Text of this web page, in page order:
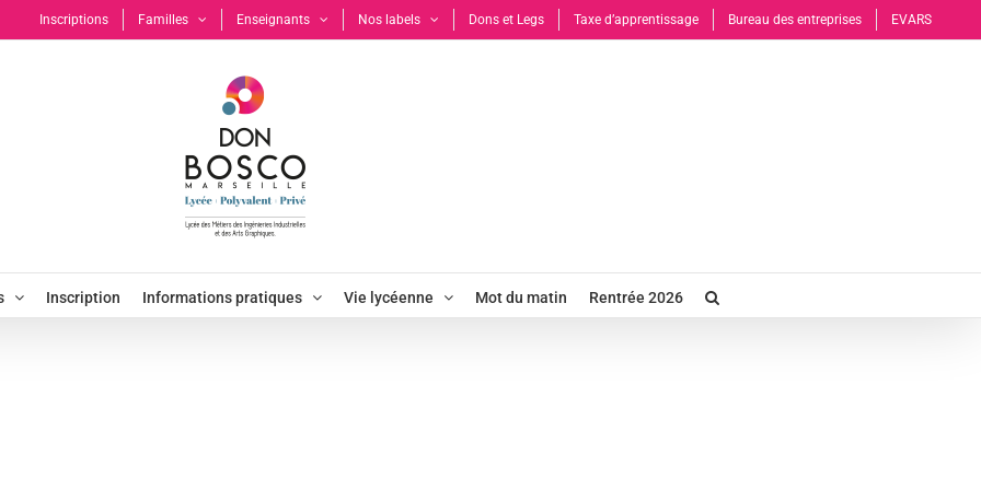
Inscriptions Familles Enseignants Nos labels Dons et Legs Taxe d’apprentissage Bureau des entreprises EVARS
Inscription Informations pratiques Vie lycéenne Mot du matin Rentrée 2026